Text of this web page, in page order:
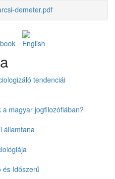
demeter.pdf
tendenciái
magyar jogfilozófiában?
államtana
és Időszerű